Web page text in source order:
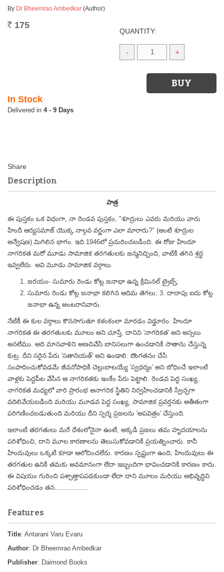
By Dr Bheemrao Ambedkar (Author)
Rs. 175
QUANTITY:
- +
In Stock
4 - 9 Days
Description
పాత్ర
ఈ పుస్తకం ఒక విధంగా, నా రెండవ పుస్తకం, "శూద్రులు ఎవరు మరియు వారు
హిందీ ఆర్యసమాజ్ యొక్క నాల్గవ వర్ణంగా ఎలా మారారు?" (అంటే శూద్రుల
అన్వేషణ) మిగిలిన భాగం. ఇది 1946లో ప్రచురించబడింది. ఈ రోజు హిందూ
నాగరికత మరో మూడు సామాజిక తరగతులకు జన్మనిచ్చింది, వాటికి తగిన శ్రద్ధ
ఇవ్వలేదు. అవి మూడు సామాజిక వర్గాలు.
జరయం- సుమారు రెండు కోట్ల జనాభా ఉన్న క్రిమినల్ ట్రైబ్స్;
సుమారు రెండు కోట్ల జనాభా కలిగిన ఆదిమ తెగలు; 3. దాదాపు ఐదు కోట్ల
జనాభా ఉన్న అంటరానివారు.
నేటికీ ఈ కుల వర్గాలు కొనసాగుతూ కళంకంలా మారడం విడ్డూరం. హిందూ
నాగరికత ఈ తరగతులకు మూలం అని చూస్తే, దానిని 'నాగరికత' అని అస్సలు
అనలేము. అది మానవాళిని అణచివేసి బానిసలుగా ఉంచడానికి సాతాను చేస్తున్న
కుట్ర. దీని సరైన పేరు 'సతానియత్' అని ఉండాలి. దొంగతనం చేసి
సంపాదించుకోవడమే జీవనోపాధికి చెల్లుబాటయ్యే 'స్వధర్మం' అని బోధించే ఇలాంటి
వాళ్లకు పెద్దపీట వేసిన ఆ నాగరికతకు ఇంకేం పేరు పెట్టాలి. రెండవ పెద్ద సంఖ్య,
నాగరికత మధ్యలో వారి ప్రారంభ అనాగరిక స్థితిని నిర్వహించడానికి స్వేచ్ఛగా
వదిలివేయబడింది మరియు మూడవ పెద్ద సంఖ్య, సామాజిక ప్రవర్తనకు అతీతంగా
పరిగణించబడుతుంది మరియు దీని స్పర్శ ప్రజలను 'అపవిత్రం' చేస్తుంది.
ఇలాంటి తరగతులు మరే దేశంలోనైనా ఉంటే, అక్కడి ప్రజలు తమ హృదయాలను
పరిశోధించి, దాని మూల కారణాలను తెలుసుకోవడానికి ప్రయత్నించారు. కానీ
హిందువులు ఒక్కటి కూడా ఆలోచించలేరు. కారణం స్పష్టంగా ఉంది; హిందువులు ఈ
తరగతుల ఉనికి తమకు అవమానంగా లేదా ఇబ్బందిగా భావించడానికి కారణం కాదు.
ఈ విషయం గురించి పశ్చాత్తాపపడకుండా లేదా దాని మూలం మరియు అభివృద్ధిని
పరిశోధించడం తన.................
Features
Title: Antarani Varu Evaru
Author: Dr Bheemrao Ambedkar
Publisher: Daimond Books